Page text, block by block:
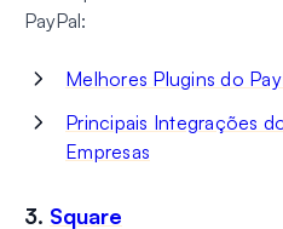
PayPal:
Melhores Plugins do
Principais Integrações
Empresas
3. Square